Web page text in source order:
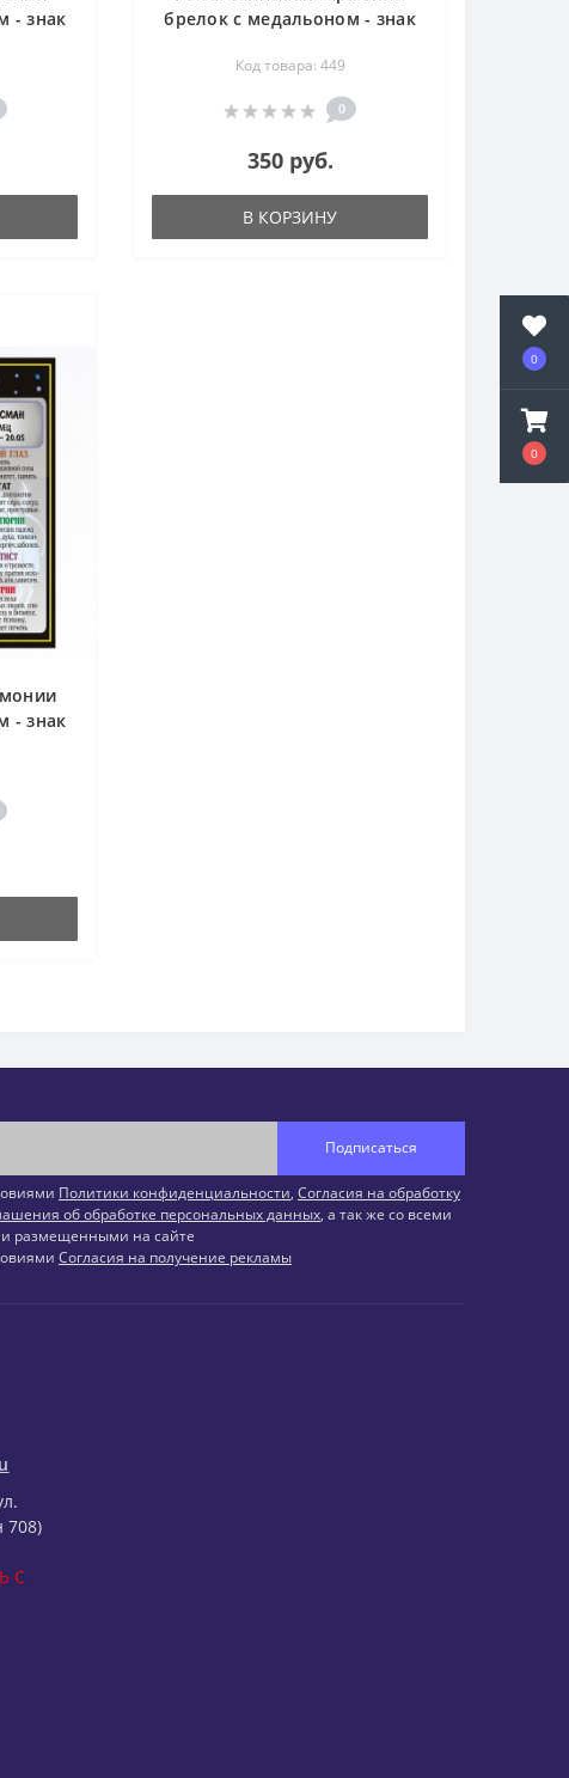
0
0
- знак
брелок с медальоном - знак
глаз, бычий глаз, нефрит,
сердолик
Код товара: 449
0
350 руб.
В КОРЗИНУ
- знак
Подписаться
Политики конфиденциальности, Согласия на обработку
об обработке персональных данных, а так же со всеми
размещенными на сайте
Согласия на получение рекламы
708)
С